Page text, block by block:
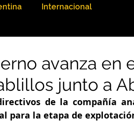
Internacional
avanza en
junto a
de la compañía
para la etapa de